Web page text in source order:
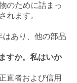
のために詰まっ
れます。
あり、他の部品
すか。私はいか
直者および信用